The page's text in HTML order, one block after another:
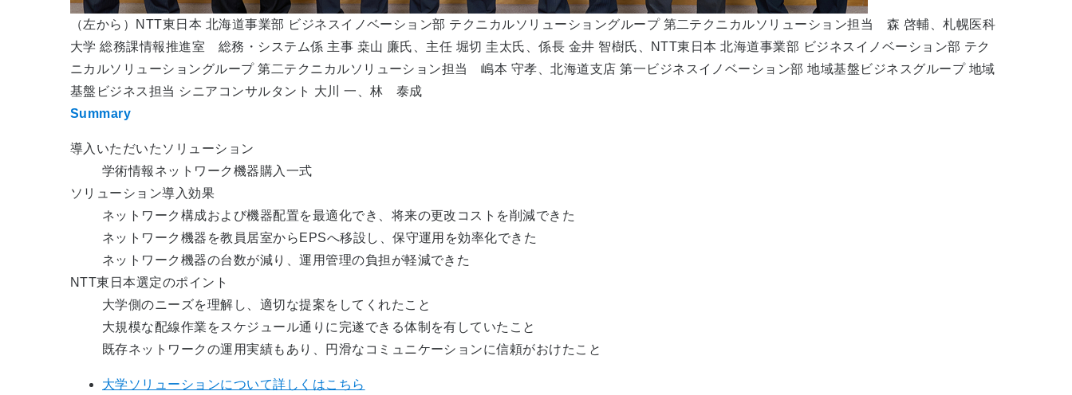
（左から）NTT東日本 北海道事業部 ビジネスイノベーション部 テクニカルソリューショングループ 第二テクニカルソリューション担当 森 啓輔、札幌医科
大学 総務課情報推進室 総務・システム係 主事 桒山 廉氏、主任 堀切 圭太氏、係長 金井 智樹氏、NTT東日本 北海道事業部 ビジネスイノベーション部 テク
ニカルソリューショングループ 第二テクニカルソリューション担当 嶋本 守孝、北海道支店 第一ビジネスイノベーション部 地域基盤ビジネスグループ 地域
基盤ビジネス担当 シニアコンサルタント 大川 一、林 泰成
Summary
導入いただいたソリューション
学術情報ネットワーク機器購入一式
ソリューション導入効果
ネットワーク構成および機器配置を最適化でき、将来の更改コストを削減できた
ネットワーク機器を教員居室からEPSへ移設し、保守運用を効率化できた
ネットワーク機器の台数が減り、運用管理の負担が軽減できた
NTT東日本選定のポイント
大学側のニーズを理解し、適切な提案をしてくれたこと
大規模な配線作業をスケジュール通りに完遂できる体制を有していたこと
既存ネットワークの運用実績もあり、円滑なコミュニケーションに信頼がおけたこと
大学ソリューションについて詳しくはこちら